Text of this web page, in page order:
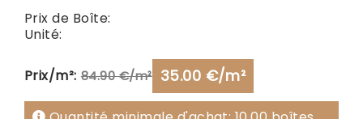
Prix de Boîte:
Unité:
Prix/m²: 84.90 €/m² 35.00 €/m²